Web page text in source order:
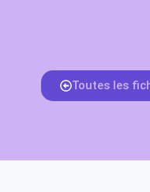
Toutes les